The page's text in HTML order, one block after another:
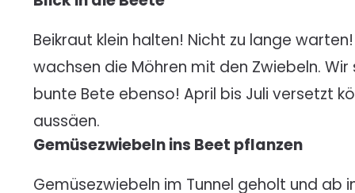
Beikraut klein halten! Nicht zu lange
wachsen die Möhren mit den Zwiebeln.
bunte Bete ebenso! April bis Juli versetzt
aussäen.
Gemüsezwiebeln ins Beet pflanzen
Gemüsezwiebeln im Tunnel geholt und ab